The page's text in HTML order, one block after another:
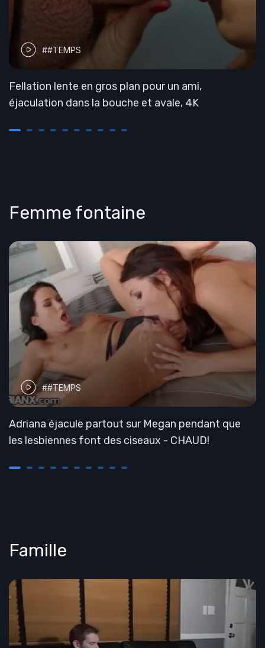
##TEMPS
Fellation lente en gros plan pour un ami,
éjaculation dans la bouche et avale, 4K
Femme fontaine
##TEMPS
Adriana éjacule partout sur Megan pendant que
les lesbiennes font des ciseaux - CHAUD!
Famille